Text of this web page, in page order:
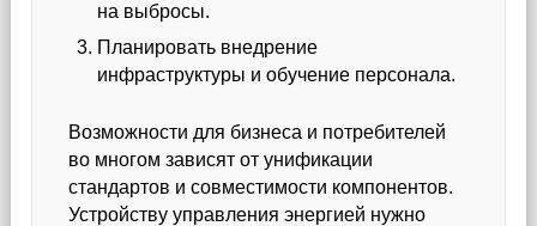
на выбросы.
Планировать внедрение
инфраструктуры и обучение персонала.
Возможности для бизнеса и потребителей
во многом зависят от унификации
стандартов и совместимости компонентов.
Устройству управления энергией нужно